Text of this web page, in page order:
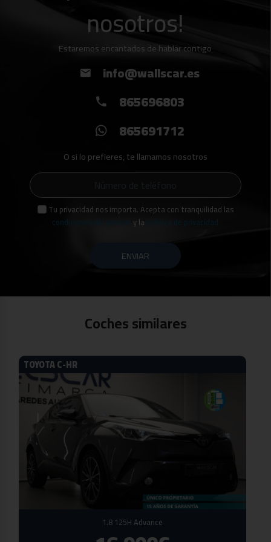
nosotros!
Estaremos encantados de hablar contigo
info@wallscar.es
865696803
865691712
O si lo prefieres, te llamamos nosotros
Tu privacidad nos importa. Acepta con tranquilidad las
condiciones del servicio
y la política de privacidad
ENVIAR
Coches similares
TOYOTA C-HR
1.8 125H Advance